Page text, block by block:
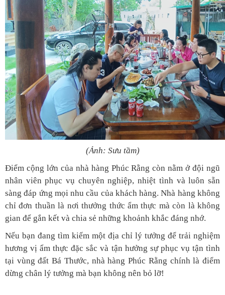
(Ảnh: Sưu tầm)
Điểm cộng lớn của nhà hàng Phúc Rằng còn nằm ở đội ngũ
nhân viên phục vụ chuyên nghiệp, nhiệt tình và luôn sẵn
sàng đáp ứng mọi nhu cầu của khách hàng. Nhà hàng không
chỉ đơn thuần là nơi thưởng thức ẩm thực mà còn là không
gian để gắn kết và chia sẻ những khoảnh khắc đáng nhớ.
Nếu bạn đang tìm kiếm một địa chỉ lý tưởng để trải nghiệm
hương vị ẩm thực đặc sắc và tận hưởng sự phục vụ tận tình
tại vùng đất Bá Thước, nhà hàng Phúc Rằng chính là điểm
dừng chân lý tưởng mà bạn không nên bỏ lỡ!